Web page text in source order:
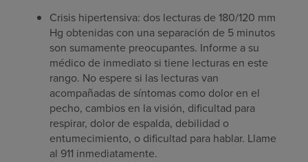
Crisis hipertensiva: dos lecturas de 180/120 mm
Hg obtenidas con una separación de 5 minutos
son sumamente preocupantes. Informe a su
médico de inmediato si tiene lecturas en este
rango. No espere si las lecturas van
acompañadas de síntomas como dolor en el
pecho, cambios en la visión, dificultad para
respirar, dolor de espalda, debilidad o
entumecimiento, o dificultad para hablar. Llame
al 911 inmediatamente.